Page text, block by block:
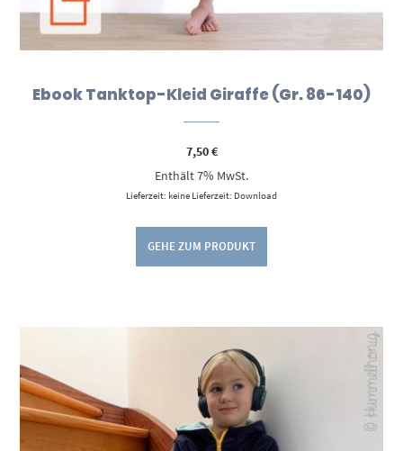
Ebook Tanktop-Kleid Giraffe (Gr. 86-140)
7,50€
Enthält 7% MwSt.
Lieferzeit: keine Lieferzeit: Download
GEHE ZUM PRODUKT